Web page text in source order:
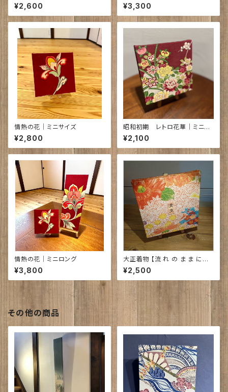
キモノボード（向きで見え方変わ
る♪）
¥2,600
ズ お札を挟んだり、お守りにも
♥
¥3,300
情熱の花｜ミニサイズ
¥2,800
昭和初期 レトロ花華｜ミニサ
イズ
¥2,100
情熱の花｜ミニロング
¥3,800
大正着物 【流 れ の ま ま に
・・・】*ビンテージ品
¥2,500
その他の商品